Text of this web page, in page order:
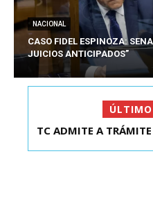
NACIONAL
CASO FIDEL ESPINOZA:
JUICIOS ANTICIPADOS”
EXDIPUTADO LAVÍN
TC ADMITE A TRÁMITE